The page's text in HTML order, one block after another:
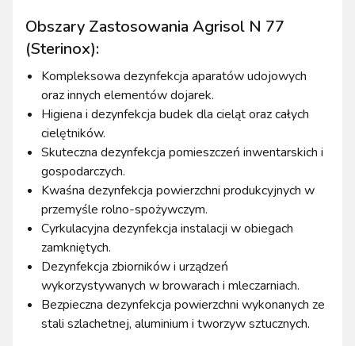
Obszary Zastosowania Agrisol N 77
(Sterinox):
Kompleksowa dezynfekcja aparatów udojowych
oraz innych elementów dojarek.
Higiena i dezynfekcja budek dla cieląt oraz całych
cielętników.
Skuteczna dezynfekcja pomieszczeń inwentarskich i
gospodarczych.
Kwaśna dezynfekcja powierzchni produkcyjnych w
przemyśle rolno-spożywczym.
Cyrkulacyjna dezynfekcja instalacji w obiegach
zamkniętych.
Dezynfekcja zbiorników i urządzeń
wykorzystywanych w browarach i mleczarniach.
Bezpieczna dezynfekcja powierzchni wykonanych ze
stali szlachetnej, aluminium i tworzyw sztucznych.